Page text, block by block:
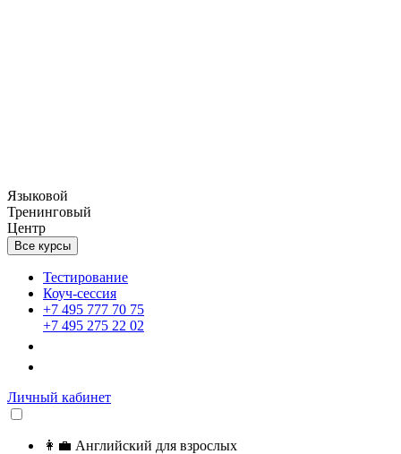
Языковой
Тренинговый
Центр
Все курсы
Тестирование
Коуч-сессия
+7 495 777 70 75
+7 495 275 22 02
Личный кабинет
👩‍💼 Английский для взрослых